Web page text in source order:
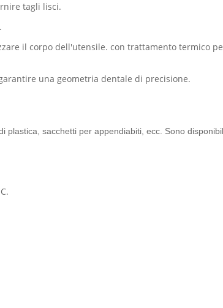
tagli lisci.
il corpo dell'utensile. con trattamento termico
una geometria dentale di precisione.
plastica, sacchetti per appendiabiti, ecc. Sono